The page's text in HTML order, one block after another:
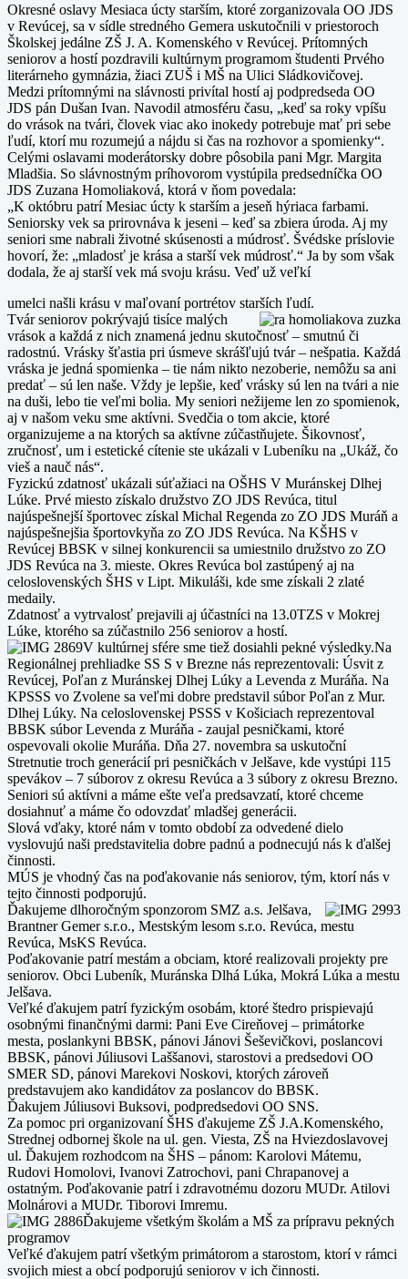
Okresné oslavy Mesiaca úcty starším, ktoré zorganizovala OO JDS
v Revúcej, sa v sídle stredného Gemera uskutočnili v priestoroch
Školskej jedálne ZŠ J. A. Komenského v Revúcej. Prítomných
seniorov a hostí pozdravili kultúrnym programom študenti Prvého
literárneho gymnázia, žiaci ZUŠ i MŠ na Ulici Sládkovičovej.
Medzi prítomnými na slávnosti privítal hostí aj podpredseda OO
JDS pán Dušan Ivan. Navodil atmosféru času, „keď sa roky vpíšu
do vrások na tvári, človek viac ako inokedy potrebuje mať pri sebe
ľudí, ktorí mu rozumejú a nájdu si čas na rozhovor a spomienky“.
Celými oslavami moderátorsky dobre pôsobila pani Mgr. Margita
Mladšia. So slávnostným príhovorom vystúpila predsedníčka OO
JDS Zuzana Homoliaková, ktorá v ňom povedala:
„K októbru patrí Mesiac úcty k starším a jeseň hýriaca farbami.
Seniorsky vek sa prirovnáva k jeseni – keď sa zbiera úroda. Aj my
seniori sme nabrali životné skúsenosti a múdrosť. Švédske príslovie
hovorí, že: „mladosť je krása a starší vek múdrosť.“ Ja by som však
dodala, že aj starší vek má svoju krásu. Veď už veľkí
umelci našli krásu v maľovaní portrétov starších ľudí.
Tvár seniorov pokrývajú tisíce malých
vrások a každá z nich znamená jednu skutočnosť – smutnú či
radostnú. Vrásky šťastia pri úsmeve skrášľujú tvár – nešpatia. Každá
vráska je jedná spomienka – tie nám nikto nezoberie, nemôžu sa ani
predať – sú len naše. Vždy je lepšie, keď vrásky sú len na tvári a nie
na duši, lebo tie veľmi bolia. My seniori nežijeme len zo spomienok,
aj v našom veku sme aktívni. Svedčia o tom akcie, ktoré
organizujeme a na ktorých sa aktívne zúčastňujete. Šikovnosť,
zručnosť, um i estetické cítenie ste ukázali v Lubeníku na „Ukáž, čo
vieš a nauč nás“.
Fyzickú zdatnosť ukázali súťažiaci na OŠHS V Muránskej Dlhej
Lúke. Prvé miesto získalo družstvo ZO JDS Revúca, titul
najúspešnejší športovec získal Michal Regenda zo ZO JDS Muráň a
najúspešnejšia športovkyňa zo ZO JDS Revúca. Na KŠHS v
Revúcej BBSK v silnej konkurencii sa umiestnilo družstvo zo ZO
JDS Revúca na 3. mieste. Okres Revúca bol zastúpený aj na
celoslovenských ŠHS v Lipt. Mikuláši, kde sme získali 2 zlaté
medaily.
Zdatnosť a vytrvalosť prejavili aj účastníci na 13.0TZS v Mokrej
Lúke, ktorého sa zúčastnilo 256 seniorov a hostí.
V kultúrnej sfére sme tiež dosiahli pekné výsledky.Na
Regionálnej prehliadke SS S v Brezne nás reprezentovali: Úsvit z
Revúcej, Poľan z Muránskej Dlhej Lúky a Levenda z Muráňa. Na
KPSSS vo Zvolene sa veľmi dobre predstavil súbor Poľan z Mur.
Dlhej Lúky. Na celoslovenskej PSSS v Košiciach reprezentoval
BBSK súbor Levenda z Muráňa - zaujal pesničkami, ktoré
ospevovali okolie Muráňa. Dňa 27. novembra sa uskutoční
Stretnutie troch generácií pri pesničkách v Jelšave, kde vystúpi 115
spevákov – 7 súborov z okresu Revúca a 3 súbory z okresu Brezno.
Seniori sú aktívni a máme ešte veľa predsavzatí, ktoré chceme
dosiahnuť a máme čo odovzdať mladšej generácii.
Slová vďaky, ktoré nám v tomto období za odvedené dielo
vyslovujú naši predstavitelia dobre padnú a podnecujú nás k ďalšej
činnosti.
MÚS je vhodný čas na poďakovanie nás seniorov, tým, ktorí nás v
tejto činnosti podporujú.
Ďakujeme dlhoročným sponzorom SMZ a.s. Jelšava,
Brantner Gemer s.r.o., Mestským lesom s.r.o. Revúca, mestu
Revúca, MsKS Revúca.
Poďakovanie patrí mestám a obciam, ktoré realizovali projekty pre
seniorov. Obci Lubeník, Muránska Dlhá Lúka, Mokrá Lúka a mestu
Jelšava.
Veľké ďakujem patrí fyzickým osobám, ktoré štedro prispievajú
osobnými finančnými darmi: Pani Eve Cireňovej – primátorke
mesta, poslankyni BBSK, pánovi Jánovi Šeševičkovi, poslancovi
BBSK, pánovi Júliusovi Laššanovi, starostovi a predsedovi OO
SMER SD, pánovi Marekovi Noskovi, ktorých zároveň
predstavujem ako kandidátov za poslancov do BBSK.
Ďakujem Júliusovi Buksovi, podpredsedovi OO SNS.
Za pomoc pri organizovaní ŠHS ďakujeme ZŠ J.A.Komenského,
Strednej odbornej škole na ul. gen. Viesta, ZŠ na Hviezdoslavovej
ul. Ďakujem rozhodcom na ŠHS – pánom: Karolovi Mátemu,
Rudovi Homolovi, Ivanovi Zatrochovi, pani Chrapanovej a
ostatným. Poďakovanie patrí i zdravotnému dozoru MUDr. Atilovi
Molnárovi a MUDr. Tiborovi Imremu.
Ďakujeme všetkým školám a MŠ za prípravu pekných
programov
Veľké ďakujem patrí všetkým primátorom a starostom, ktorí v rámci
svojich miest a obcí podporujú seniorov v ich činnosti.